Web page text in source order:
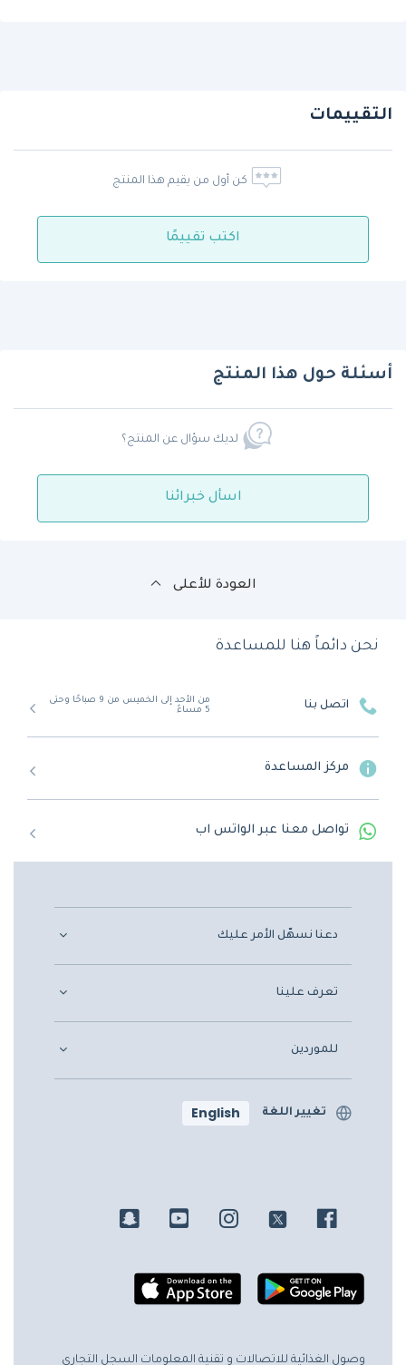
التقييمات
كن أول من يقيم هذا المنتج
اكتب تقييمًا
أسئلة حول هذا المنتج
لديك سؤال عن المنتج؟
اسأل خبرائنا
العودة للأعلى
نحن دائماً هنا للمساعدة
اتصل بنا
من الأحد إلى الخميس من 9 صباحًا وحتى
5 مساءً
مركز المساعدة
تواصل معنا عبر الواتس اب
دعنا نسهّل الأمر عليك
تعرف علينا
للموردين
تغيير اللغة English
وصول الغذائية للاتصالات و تقنية المعلومات السجل التجاري